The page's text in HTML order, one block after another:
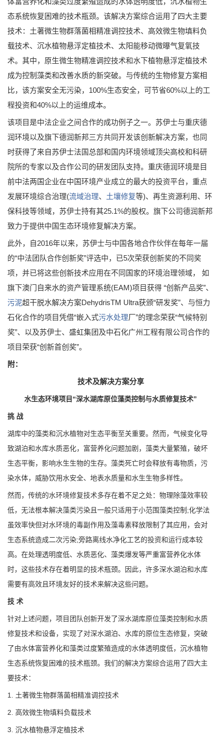
态系统恢复困难的技术瓶颈。该解决方案综合运用了四大主要
技术：土著微生物群落菌相精准调控技术、高效微生物填料负
载技术、沉水植物悬浮定植技术、太阳能移动微曝气复氧技
术。其中，原生微生物精准调控技术和水下植物悬浮定植技术
成为控制藻类和改善水质的新突破。与传统的生物修复方案相
比，该方案安全无污染，100%生态安全，可节省60%以上的工
程投资和40%以上的运维成本。
该项目是中法企业之间合作的成功例子之一。苏伊士与重庆德
润环境以及旗下德润新邦三方共同开发该创新解决方案，也同
时获得了来自苏伊士法国总部和国内环境领域顶尖高校和科研
院所的专家以及合作公司的研发团队支持。重庆德润环境是目
前中法两国企业在中国环境产业成立的最大的投资平台，重点
发展环境综合治理(流域治理、 土壤修复等)、再生资源利用、环
保科技等领域，苏伊士持有其25.1%的股权。旗下公司德润新邦
致力于提供中国生态环境修复解决方案。
此外，自2016年以来，苏伊士与中国各地合作伙伴在每年一届
的“中法团队合作创新奖”评选中，已5次荣获创新奖的不同奖
项，并已将这些创新技术应用在不同国家的环境治理领域， 如
旗下澳门自来水的资产管理系统(EAM)项目获得 “创新产品奖”、
污泥超干脱水解决方案DehydrisTM Ultra获颁“研发奖”、与恒力
石化合作的项目凭借“嵌入式污水处理厂”的理念荣获“气候特别
奖”、以及苏伊士、盛虹集团及中石化广州工程有限公司合作的
项目荣获“创新首创奖”。
附：
技术及解决方案分享
水生态环境项目“深水湖库原位藻类控制与水质修复技术”
挑 战
湖库中的藻类和沉水植物对生态平衡至关重要。然而，气候变化导
致湖泊和水库水质恶化，富营养化问题加剧，藻类大量繁殖，破坏
生态平衡，影响水生生物的生存。藻类死亡时会释放有毒物质，污
染水体，威胁饮用水安全、地表水质量和水生生物多样性。
然而，传统的水环境修复技术多存在着不足之处：物理除藻效率较
低，无法根本解决藻类污染且一般只适用于小范围藻类控制;化学法
虽效率快但对水环境的毒副作用及藻毒素释放限制了其应用，会对
生态系统造成二次污染;旁路离线水净化工艺的投资和运行成本较
高。在处理透明度低、水质恶化、藻类爆发等严重富营养化水体
时，这些技术存在着明显的技术瓶颈。因此，许多深水湖泊和水库
需要有高效且环境友好的技术来解决这些问题。
技 术
针对上述问题，项目团队创新开发了深水湖库原位藻类控制和水质
修复技术和设备，实现了对深水湖泊、水库的原位生态修复，突破
了由水体富营养化和藻类过度繁殖造成的水体透明度低，沉水植物
生态系统恢复困难的技术瓶颈。我们的解决方案综合运用了四大主
要技术：
1. 土著微生物群落菌相精准调控技术
2. 高效微生物填料负载技术
3. 沉水植物悬浮定植技术